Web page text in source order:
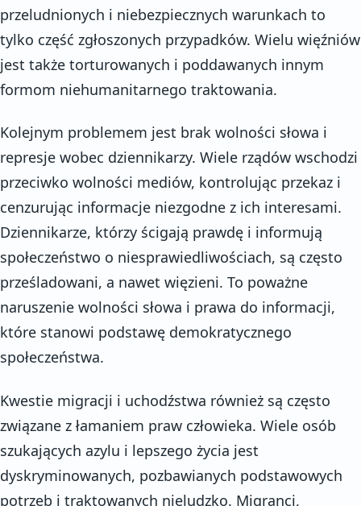
przeludnionych i niebezpiecznych warunkach to
tylko część zgłoszonych przypadków. Wielu więźniów
jest także torturowanych i poddawanych innym
formom niehumanitarnego traktowania.
Kolejnym problemem jest brak wolności słowa i
represje wobec dziennikarzy. Wiele rządów wschodzi
przeciwko wolności mediów, kontrolując przekaz i
cenzurując informacje niezgodne z ich interesami.
Dziennikarze, którzy ścigają prawdę i informują
społeczeństwo o niesprawiedliwościach, są często
prześladowani, a nawet więzieni. To poważne
naruszenie wolności słowa i prawa do informacji,
które stanowi podstawę demokratycznego
społeczeństwa.
Kwestie migracji i uchodźstwa również są często
związane z łamaniem praw człowieka. Wiele osób
szukających azylu i lepszego życia jest
dyskryminowanych, pozbawianych podstawowych
potrzeb i traktowanych nieludzko. Migranci,